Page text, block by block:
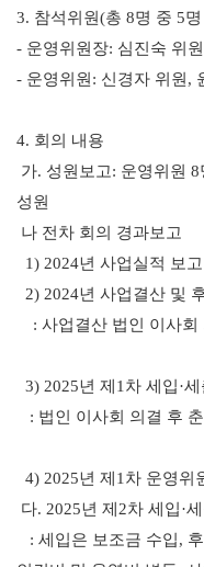
3. 참석위원(총 8명 중 5
- 운영위원장: 심진숙 위
- 운영위원 : 신경자 위원 ,
4. 회의 내용
가. 성원보고: 운영위원 8
성원
나 전차 회의 경과보고
1) 2024년 사업실적 보고
2) 2024년 사업결산 및
: 사업결산 법인 이사회
3) 2025년 제 1 차 세입·세
: 법인 이사회 의결 후
4) 2025년 제 1 차 운영위
다. 2025년 제 2차 세입·
: 세입은 보조금 수입,